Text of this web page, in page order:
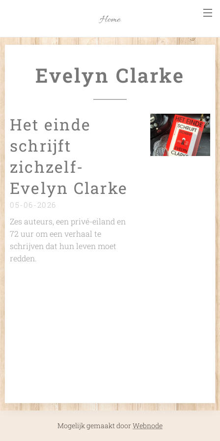
Home
Evelyn Clarke
Het einde
schrijft
zichzelf-
Evelyn Clarke
05-06-2026
Zes auteurs, een privé-eiland en
72 uur om een verhaal te
schrijven dat hun leven moet
redden.
Mogelijk gemaakt doorWebnode